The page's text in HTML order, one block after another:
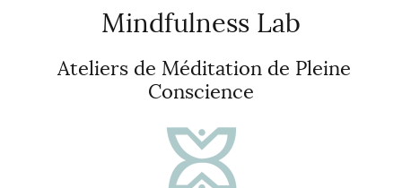
Mindfulness Lab
Ateliers de Méditation de Pleine
Conscience